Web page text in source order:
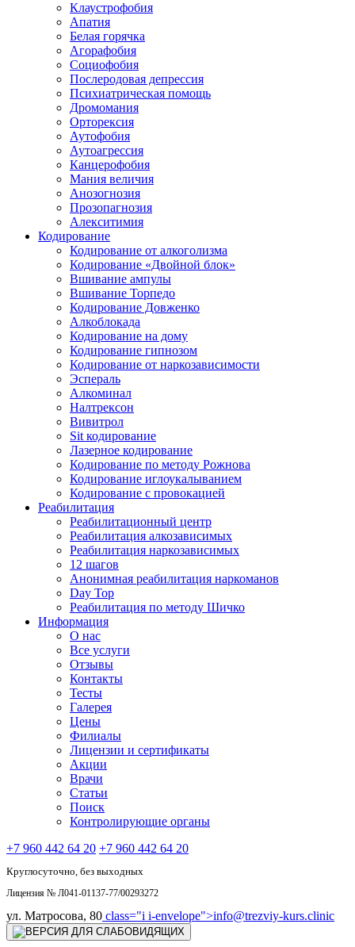
Клаустрофобия
Апатия
Белая горячка
Агорафобия
Социофобия
Послеродовая депрессия
Психиатрическая помощь
Дромомания
Орторексия
Аутофобия
Аутоагрессия
Канцерофобия
Мания величия
Анозогнозия
Прозопагнозия
Алекситимия
Кодирование
Кодирование от алкоголизма
Кодирование «Двойной блок»
Вшивание ампулы
Вшивание Торпедо
Кодирование Довженко
Алкоблокада
Кодирование на дому
Кодирование гипнозом
Кодирование от наркозависимости
Эспераль
Алкоминал
Налтрексон
Вивитрол
Sit кодирование
Лазерное кодирование
Кодирование по методу Рожнова
Кодирование иглоукалыванием
Кодирование с провокацией
Реабилитация
Реабилитационный центр
Реабилитация алкозависимых
Реабилитация наркозависимых
12 шагов
Анонимная реабилитация наркоманов
Day Top
Реабилитация по методу Шичко
Информация
О нас
Все услуги
Отзывы
Контакты
Тесты
Галерея
Цены
Филиалы
Лицензии и сертификаты
Акции
Врачи
Статьи
Поиск
Контролирующие органы
+7 960 442 64 20 +7 960 442 64 20
Круглосуточно, без выходных
Лицензия № Л041-01137-77/00293272
ул. Матросова, 80 class="i i-envelope">info@trezviy-kurs.clinic